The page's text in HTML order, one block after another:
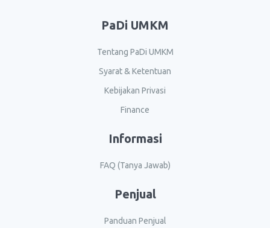
PaDi UMKM
Tentang PaDi UMKM
Syarat & Ketentuan
Kebijakan Privasi
Finance
Informasi
FAQ (Tanya Jawab)
Penjual
Panduan Penjual